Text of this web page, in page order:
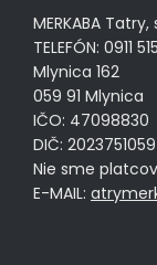
MERKABA Tatry,
TELEFÓN: 0911
Mlynica 162
059 91 Mlynica
IČO: 47098830
DIČ: 2023751059
Nie sme
E-MAIL: